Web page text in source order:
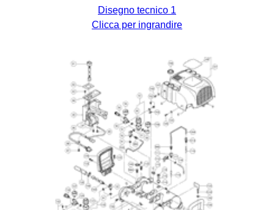
Disegno tecnico 1
Clicca per ingrandire